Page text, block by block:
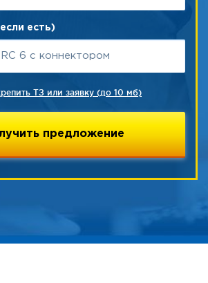
есть)
ТЗ или заявку (до 10 мб)